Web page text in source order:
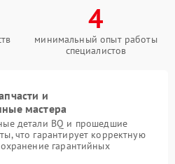
4
минимальный опыт работы
специалистов
и
мастера
детали BQ и прошедшие
что гарантирует корректную
гарантийных